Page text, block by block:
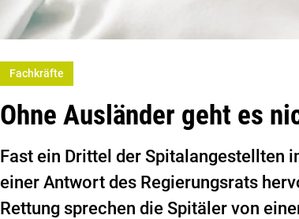
Ohne Ausländer geht es
Fast ein Drittel der Spitalangestellten
einer Antwort des Regierungsrats
Rettung sprechen die Spitäler von
Fachkräfte